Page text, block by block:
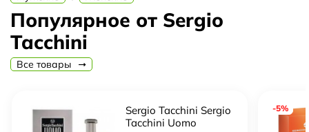
особенное, и Sergio Tacchini Splendida – не исключение.
Популярное от Sergio
Tacchini
Все товары
Sergio Tacchini Sergio
Tacchini Uomo
-5%